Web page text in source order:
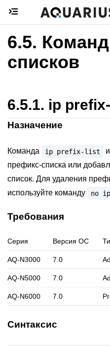
6.5.
списков
6.5.1. ip
Назначение
Команда ip prefix-list
префикс-списка или
список. Для удаления
используйте команду
no ip
Требования
Серия Версия ОС
AQ-N3000 7.0
AQ-N5000 7.0
AQ-N6000 7.0
Синтаксис